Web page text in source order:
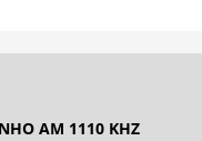
AM 1110 KHZ